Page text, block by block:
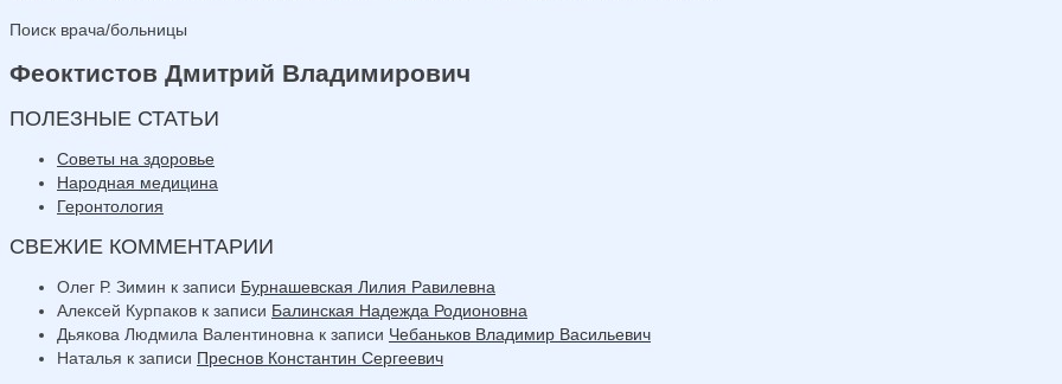
Поиск врача/больницы
Феоктистов Дмитрий Владимирович
ПОЛЕЗНЫЕ СТАТЬИ
Советы на здоровье
Народная медицина
Геронтология
СВЕЖИЕ КОММЕНТАРИИ
Олег Р. Зимин к записи Бурнашевская Лилия Равилевна
Алексей Курпаков к записи Балинская Надежда Родионовна
Дьякова Людмила Валентиновна к записи Чебаньков Владимир Васильевич
Наталья к записи Преснов Константин Сергеевич